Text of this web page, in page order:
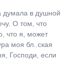
думала в душной
О том, что
что я, может
моя бл..ская
Господи, если